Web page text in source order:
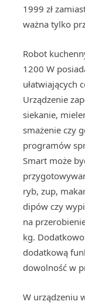
1999 zł
ważna tylko
Robot
1200 W
ułatwiających
Urządzenie
siekanie,
smażenie czy
programów
Smart może
ryb, zup,
dipów czy
na
kg.
dodatkową
dowolność w
W urządzeniu